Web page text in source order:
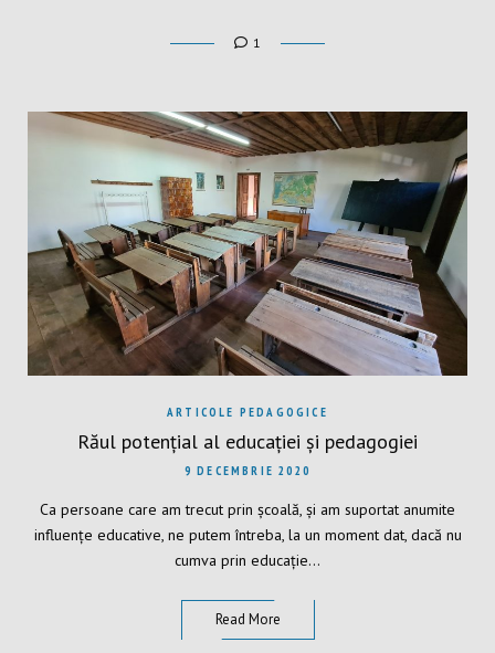
1
ARTICOLE PEDAGOGICE
Răul potențial al educației și pedagogiei
9 DECEMBRIE 2020
Ca persoane care am trecut prin școală, și am suportat anumite
influențe educative, ne putem întreba, la un moment dat, dacă nu
cumva prin educație…
Read More